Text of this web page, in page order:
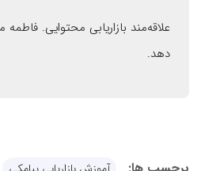
علاقه‌مند بازاریابی محتوایی.
دهد.